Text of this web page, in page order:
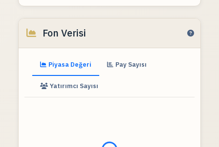
Fon Verisi
Piyasa Değeri Pay Sayısı
Yatırımcı Sayısı